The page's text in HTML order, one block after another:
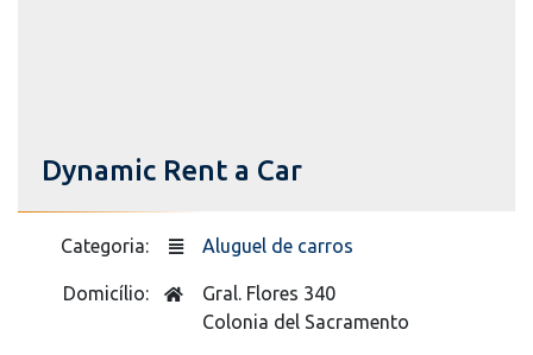
Dynamic Rent a Car
Categoria: Aluguel de carros
Domicílio:
Gral. Flores 340
Colonia del Sacramento